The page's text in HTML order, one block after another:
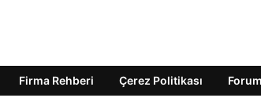
Firma Rehberi Çerez Politikası Forum